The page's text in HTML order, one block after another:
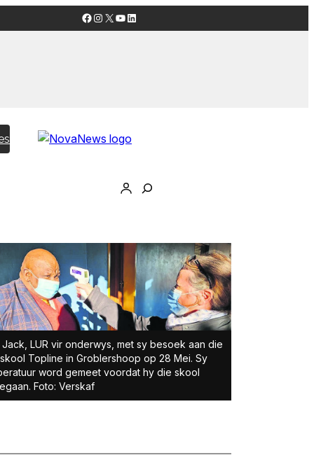
Facebook
Instagram
X YouTube
LinkedIn
Jack, LUR vir onderwys, met sy besoek aan die
Topline in Groblershoop op 28 Mei. Sy
word gemeet voordat hy die skool
Foto: Verskaf